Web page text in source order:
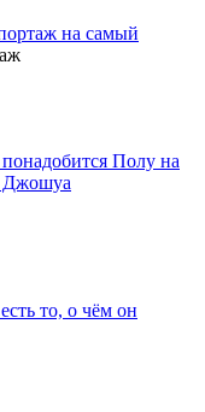
на самый
Полу на
Джошуа
то, о чём он